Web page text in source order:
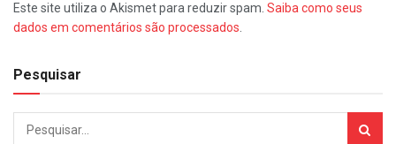
Este site utiliza o Akismet para reduzir spam. Saiba como seus
dados em comentários são processados
Pesquisar